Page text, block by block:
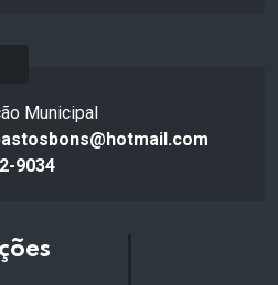
Municipal
9034